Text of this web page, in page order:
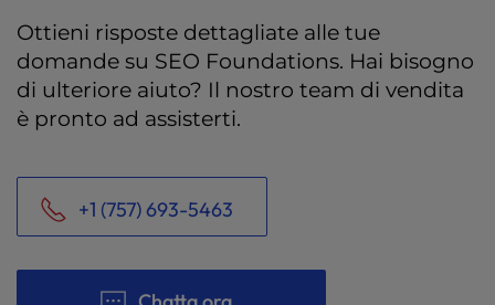
Ottieni risposte dettagliate alle tue
domande su SEO Foundations. Hai bisogno
di ulteriore aiuto? Il nostro team di vendita
è pronto ad assisterti.
+1 (757) 693-5463